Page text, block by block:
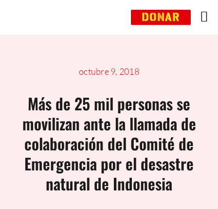
DONAR
octubre 9, 2018
Más de 25 mil personas se
movilizan ante la llamada de
colaboración del Comité de
Emergencia por el desastre
natural de Indonesia